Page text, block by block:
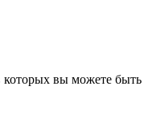
вы можете быть